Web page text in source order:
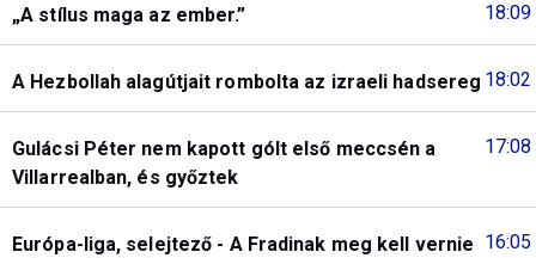
18:09
„A stílus maga az ember.”
18:02
A Hezbollah alagútjait rombolta az izraeli hadsereg
17:08
Gulácsi Péter nem kapott gólt első meccsén a
Villarrealban, és győztek
16:05
Európa-liga, selejtező - A Fradinak meg kell vernie